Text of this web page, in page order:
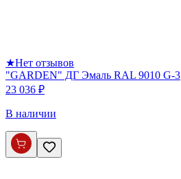
★Нет отзывов
"GARDEN" ДГ Эмаль RAL 9010 G-3
23 036 ₽
В наличии